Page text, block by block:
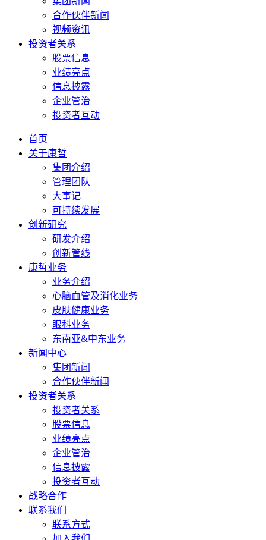
合作伙伴新闻
视频资讯
投资者关系
股票信息
业绩亮点
信息披露
企业管治
投资者互动
首页
关于康哲
集团介绍
管理团队
大事记
可持续发展
创新研究
研发介绍
创新管线
康哲业务
业务介绍
心脑血管及消化业务
皮肤健康业务
眼科业务
东南亚&中东业务
新闻中心
集团新闻
合作伙伴新闻
投资者关系
投资者关系
股票信息
业绩亮点
企业管治
信息披露
投资者互动
战略合作
联系我们
联系方式